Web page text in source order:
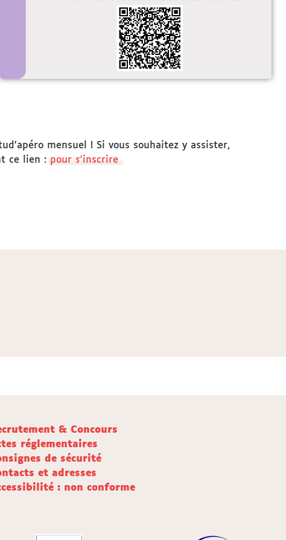
mensuel ! Si vous souhaitez y assister,
ce lien : pour s'inscrire
& Concours
réglementaires
de sécurité
et adresses
: non conforme